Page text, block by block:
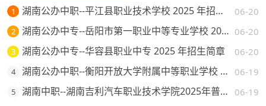
1 06-20
湖南公办中职--平江县职业技术学校 2025 年招生简章
2 06-20
湖南公办中专--岳阳市第一职业中等专业学校 2025 年招生简章
3 06-20
湖南公办中专--华容县职业中专 2025 年招生简章
4 06-19
湖南公办中职--衡阳开放大学附属中等职业学校 2025 年招生简章
5 06-19
湖南中职--湖南吉利汽车职业技术学院2025年普通高校招生章程